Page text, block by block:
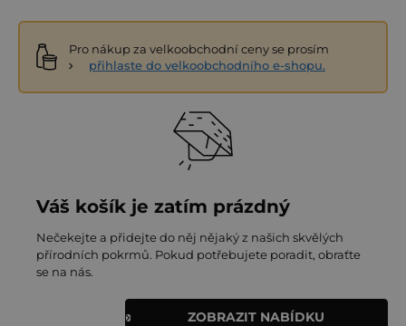
Pro nákup za velkoobchodní ceny se prosím
přihlaste do velkoobchodního e-shopu.
Váš košík je zatím prázdný
Nečekejte a přidejte do něj nějaký z našich skvělých
přírodních pokrmů. Pokud potřebujete poradit, obraťte
se na nás.
ZOBRAZIT NABÍDKU